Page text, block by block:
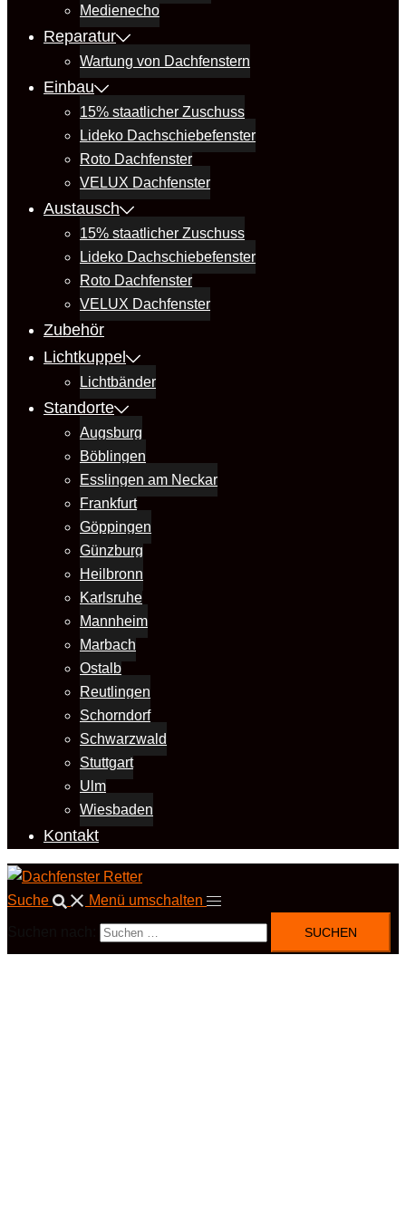
Medienecho
Reparatur
Wartung von Dachfenstern
Einbau
15% staatlicher Zuschuss
Lideko Dachschiebefenster
Roto Dachfenster
VELUX Dachfenster
Austausch
15% staatlicher Zuschuss
Lideko Dachschiebefenster
Roto Dachfenster
VELUX Dachfenster
Zubehör
Lichtkuppel
Lichtbänder
Standorte
Augsburg
Böblingen
Esslingen am Neckar
Frankfurt
Göppingen
Günzburg
Heilbronn
Karlsruhe
Mannheim
Marbach
Ostalb
Reutlingen
Schorndorf
Schwarzwald
Stuttgart
Ulm
Wiesbaden
Kontakt
Suche Menü umschalten